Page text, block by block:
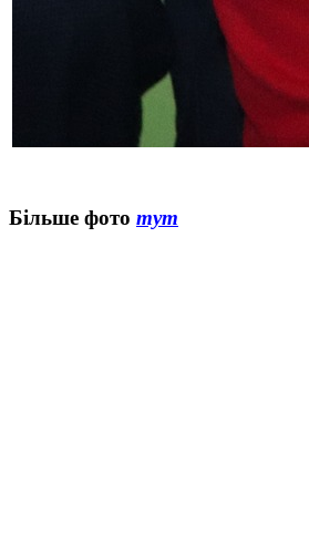
Більше фото тут